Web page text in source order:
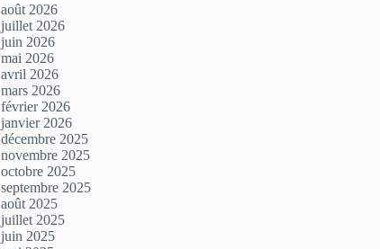
août 2026
juillet 2026
juin 2026
mai 2026
avril 2026
mars 2026
février 2026
janvier 2026
décembre 2025
novembre 2025
octobre 2025
septembre 2025
août 2025
juillet 2025
juin 2025